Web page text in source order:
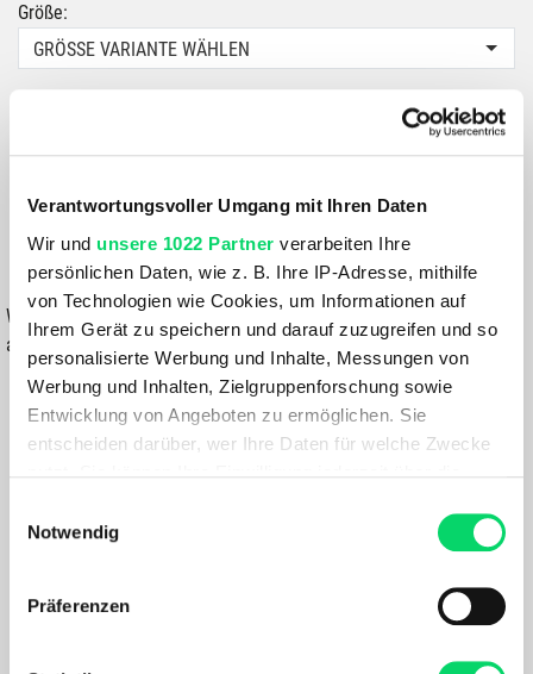
Verantwortungsvoller Umgang mit Ihren Daten
Wir und unsere 1022 Partner verarbeiten Ihre
persönlichen Daten, wie z. B. Ihre IP-Adresse, mithilfe
von Technologien wie Cookies, um Informationen auf
Ihrem Gerät zu speichern und darauf zuzugreifen und so
personalisierte Werbung und Inhalte, Messungen von
Werbung und Inhalten, Zielgruppenforschung sowie
Entwicklung von Angeboten zu ermöglichen. Sie
entscheiden darüber, wer Ihre Daten für welche Zwecke
Trigger Symbol ändern oder widerrufen
Informationen über Ihre geografische Lage
Notwendig
Präferenzen
Größe:
GRÖSSE VARIANTE WÄHLEN
IN DEN WARENKORB
Wähle eine Variante aus, um die Verfügbarkeit in unseren Filialen
anzuzeigen
Du hast eine Frage?
Wir rufen dich an und beraten dich gerne.
Herren, die sowohl beim Wandern als auch bei Radtouren
überzeugen. Das leichte und atmungsaktive Material mit
Vier-Wege-Stretch sorgt für optimale Bewegungsfreiheit